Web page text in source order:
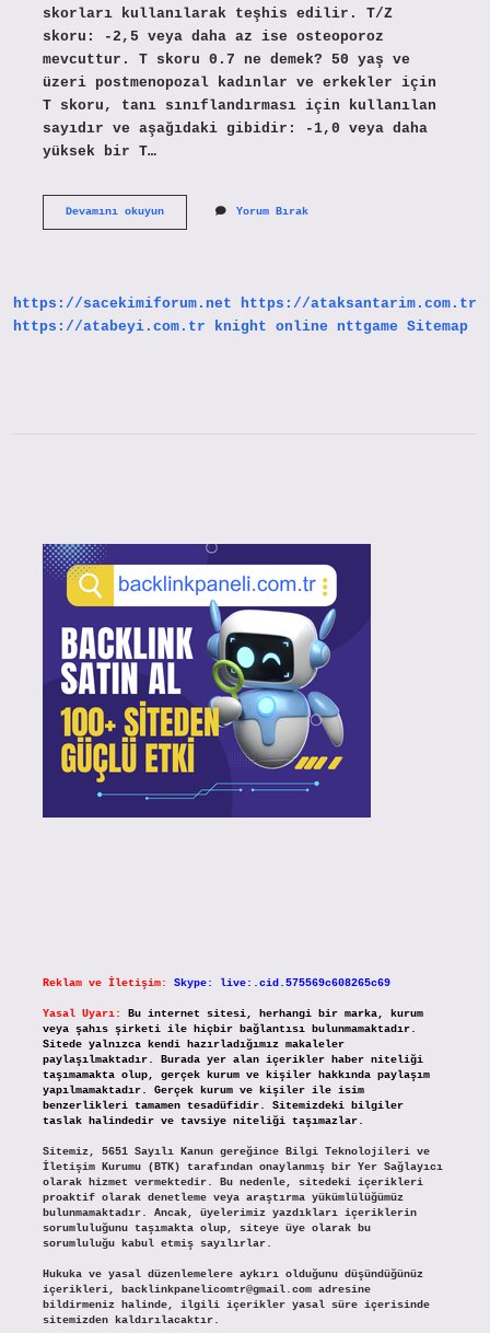
skorları kullanılarak teşhis edilir. T/Z
skoru: -2,5 veya daha az ise osteoporoz
mevcuttur. T skoru 0.7 ne demek? 50 yaş ve
üzeri postmenopozal kadınlar ve erkekler için
T skoru, tanı sınıflandırması için kullanılan
sayıdır ve aşağıdaki gibidir: -1,0 veya daha
yüksek bir T…
Devamını okuyunKemik
Kaç
Yorum Bırak
https://sacekimiforum.net
https://ataksantarim.com.tr
https://atabeyi.com.tr
knight online nttgame Sitemap
Reklam ve İletişim: Skype: live:.cid.575569c608265c69
Yasal Uyarı:
Bu internet sitesi, herhangi bir marka, kurum
veya şahıs şirketi ile hiçbir bağlantısı bulunmamaktadır.
Sitede yalnızca kendi hazırladığımız makaleler
paylaşılmaktadır. Burada yer alan içerikler haber niteliği
taşımamakta olup, gerçek kurum ve kişiler hakkında paylaşım
yapılmamaktadır. Gerçek kurum ve kişiler ile isim
benzerlikleri tamamen tesadüfidir. Sitemizdeki bilgiler
taslak halindedir ve tavsiye niteliği taşımazlar.
Sitemiz, 5651 Sayılı Kanun gereğince Bilgi Teknolojileri ve
İletişim Kurumu (BTK) tarafından onaylanmış bir Yer Sağlayıcı
olarak hizmet vermektedir. Bu nedenle, sitedeki içerikleri
proaktif olarak denetleme veya araştırma yükümlülüğümüz
bulunmamaktadır. Ancak, üyelerimiz yazdıkları içeriklerin
sorumluluğunu taşımakta olup, siteye üye olarak bu
sorumluluğu kabul etmiş sayılırlar.
Hukuka ve yasal düzenlemelere aykırı olduğunu düşündüğünüz
içerikleri,
backlinkpanelicomtr@gmail.comadresine
bildirmeniz halinde, ilgili içerikler yasal süre içerisinde
sitemizden kaldırılacaktır.